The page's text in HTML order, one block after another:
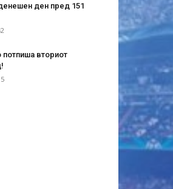
ден пред 151
потпиша вториот